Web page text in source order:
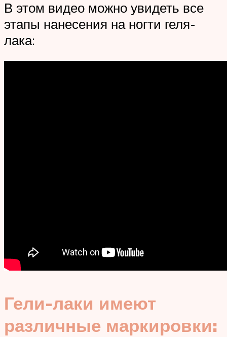
В этом видео можно увидеть все
этапы нанесения на ногти геля-
лака:
Гели-лаки имеют
различные маркировки: